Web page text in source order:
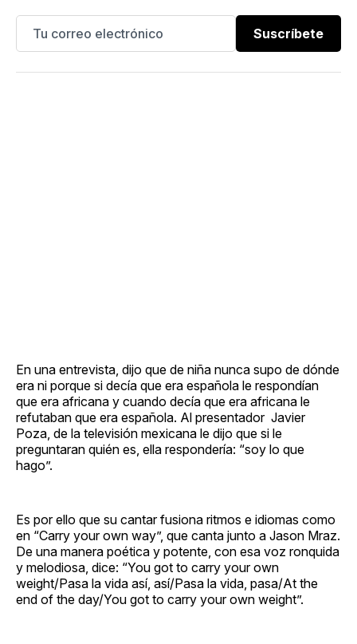
Suscríbete
En una entrevista, dijo que de niña nunca supo de dónde
era ni porque si decía que era española le respondían
que era africana y cuando decía que era africana le
refutaban que era española. Al presentador Javier
Poza, de la televisión mexicana le dijo que si le
preguntaran quién es, ella respondería: “soy lo que
hago”.
Es por ello que su cantar fusiona ritmos e idiomas como
en “Carry your own way”, que canta junto a Jason Mraz.
De una manera poética y potente, con esa voz ronquida
y melodiosa, dice: “You got to carry your own
weight/Pasa la vida así, así/Pasa la vida, pasa/At the
end of the day/You got to carry your own weight”.